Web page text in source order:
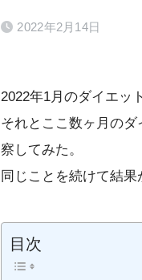
2022年2月14日
2022年1月のダイエッ
それとここ数ヶ月の
察してみた。
同じことを続けて結果
目次